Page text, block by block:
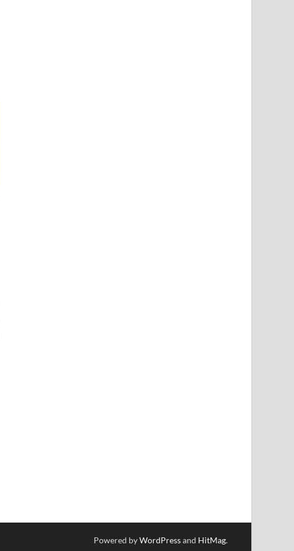
Powered byWordPressand HitMag.